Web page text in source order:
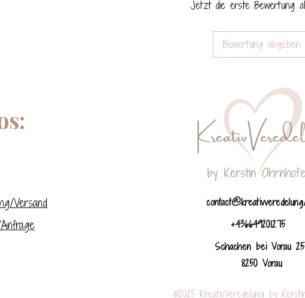
Jetzt die erste Bewertung
Bewertung abgeben
Versand
+436649201275
Schachen bei Vorau
8250 Vorau
©2025 KreativVeredelung by